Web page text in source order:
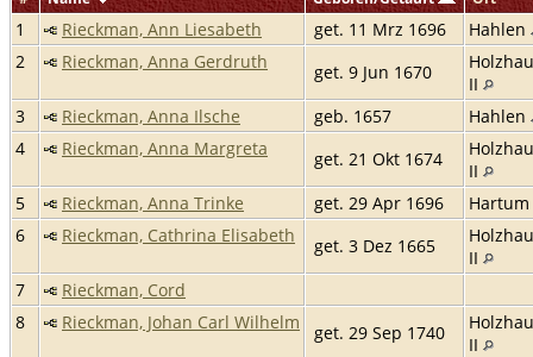
1 Rieckman, Ann Liesabeth get. 11 Mrz 1696
Hahlen
2
Rieckman, Anna Gerdruth get. 9 Jun 1670
II
3
Rieckman, Anna Ilsche geb. 1657
Hahlen
4
Rieckman, Anna Margreta get. 21 Okt 1674
II
5
Rieckman, Anna Trinke get. 29 Apr 1696
Hartum
6
Rieckman, Cathrina Elisabeth get. 3 Dez 1665
II
7
Rieckman, Cord
8
Rieckman, Johan Carl Wilhelm get. 29 Sep 1740
II